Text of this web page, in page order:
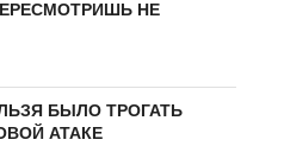
НЕ
БЫЛО ТРОГАТЬ
АТАКЕ